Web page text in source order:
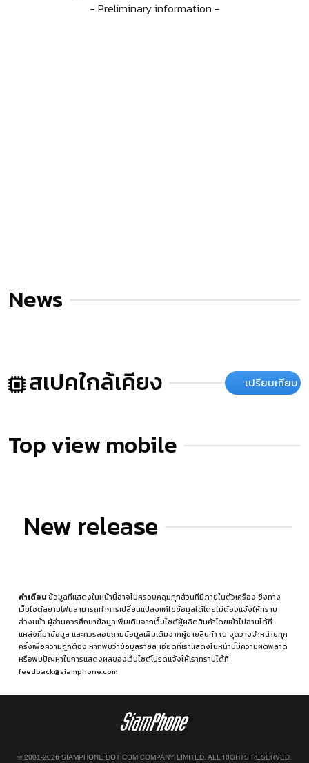
- Preliminary information -
News
สเปคใกล้เคียง เปรียบเทียบ
Top view mobile
New release
คำเตือนข้อมูลที่แสดงในหน้านี้อาจไม่ครอบคลุมทุกส่วนที่มีภายในตัวเครื่อง ซึ่งทาง
เว็บไซต์สยามโฟนสามารถทำการเปลี่ยนแปลงแก้ไขข้อมูลได้โดยไม่ต้องแจ้งให้ทราบ
ล่วงหน้า ผู้อ่านควรศึกษาข้อมูลเพิ่มเติมจากเว็บไซต์ผู้ผลิตสินค้าโดยเข้าไปอ่านได้ที่
แหล่งที่มาข้อมูล และควรสอบถามข้อมูลเพิ่มเติมจากผู้ขายสินค้า ณ จุดวางจำหน่ายทุก
ครั้งเพื่อความถูกต้อง หากพบว่าข้อมูลรายละเอียดที่เราแสดงในหน้านี้มีความผิดพลาด
หรือพบปัญหาในการแสดงผลของเว็บไซต์โปรดแจ้งให้เราทราบได้ที่
feedback@siamphone.com
© 2001-2026 SIAMPHONE DOT COM COMPANY LIMITED. ALL RIGHTS RESERVED.